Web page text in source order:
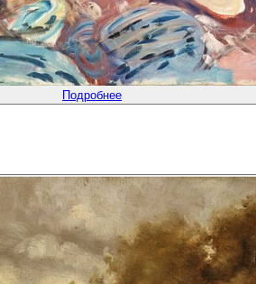
Подробнее